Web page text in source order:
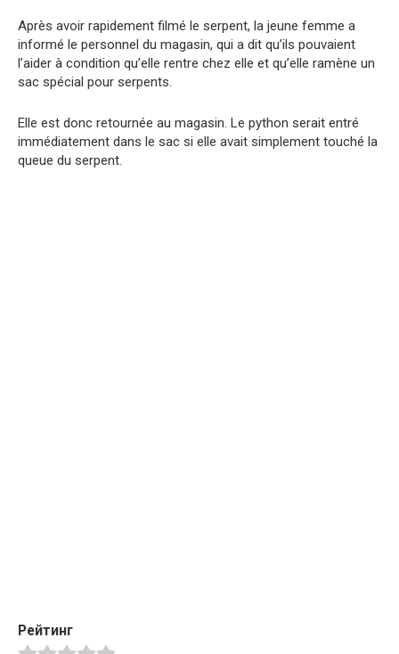
Après avoir rapidement filmé le serpent, la jeune femme a
informé le personnel du magasin, qui a dit qu’ils pouvaient
l’aider à condition qu’elle rentre chez elle et qu’elle ramène un
sac spécial pour serpents.
Elle est donc retournée au magasin. Le python serait entré
immédiatement dans le sac si elle avait simplement touché la
queue du serpent.
Рейтинг